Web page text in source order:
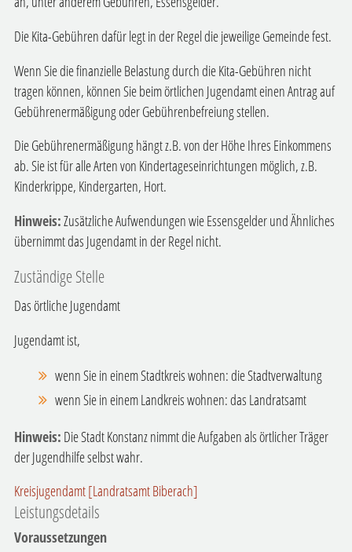
Die Kita-Gebühren dafür legt in der Regel die jeweilige Gemeinde fest.
Wenn Sie die finanzielle Belastung durch die Kita-Gebühren nicht
tragen können, können Sie beim örtlichen Jugendamt einen Antrag auf
Gebührenermäßigung oder Gebührenbefreiung stellen.
Die Gebührenermäßigung hängt z.B. von der Höhe Ihres Einkommens
ab. Sie ist für alle Arten von Kindertageseinrichtungen möglich, z.B.
Kinderkrippe, Kindergarten, Hort.
Hinweis:Zusätzliche Aufwendungen wie Essensgelder und Ähnliches
übernimmtdas Jugendamtin der Regel nicht.
Zuständige Stelle
Das örtliche Jugendamt
Jugendamt ist,
wenn Sie in einem Stadtkreis wohnen: die Stadtverwaltung
wenn Sie in einem Landkreis wohnen: das Landratsamt
Hinweis: Die Stadt Konstanz nimmt die Aufgaben als örtlicher Träger
der Jugendhilfe selbst wahr.
Kreisjugendamt [Landratsamt Biberach]
Leistungsdetails
Voraussetzungen